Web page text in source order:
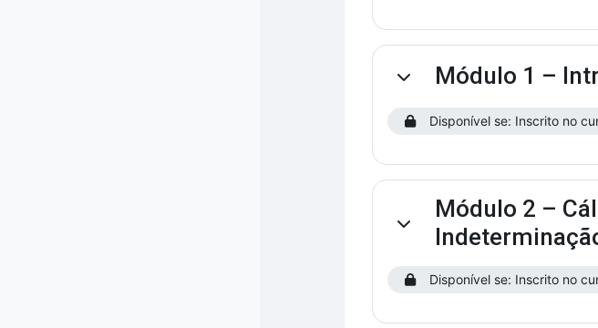
ContrairMódulo 1 –
Disponível se: Inscrito no
Contrair
Módulo 2 –
Disponível se: Inscrito no